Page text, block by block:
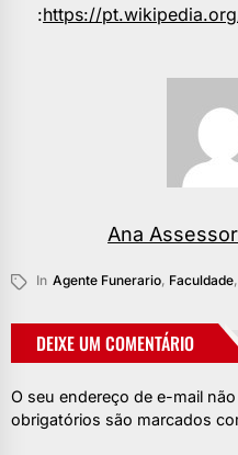
:https://
Ana
In Agente Funerario, Faculdade,
DEIXE UM COMENTÁRIO
O seu endereço de e-mail
obrigatórios são marcados